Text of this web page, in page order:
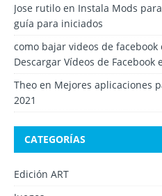
Jose rutilo en Instala Mods
guía para iniciados
como bajar videos de
Descargar Vídeos de Facebook
Theo en Mejores aplicaciones
2021
CATEGORÍAS
Edición ART